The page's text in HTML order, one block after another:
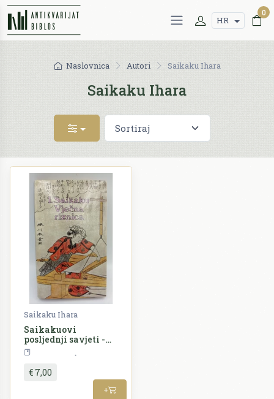
HR
0
Naslovnica Autori Saikaku Ihara
Saikaku Ihara
Saikaku Ihara
Saikakuovi
posljednji savjeti -
Vječna riznica
japanske porodice
€ 7,00
+